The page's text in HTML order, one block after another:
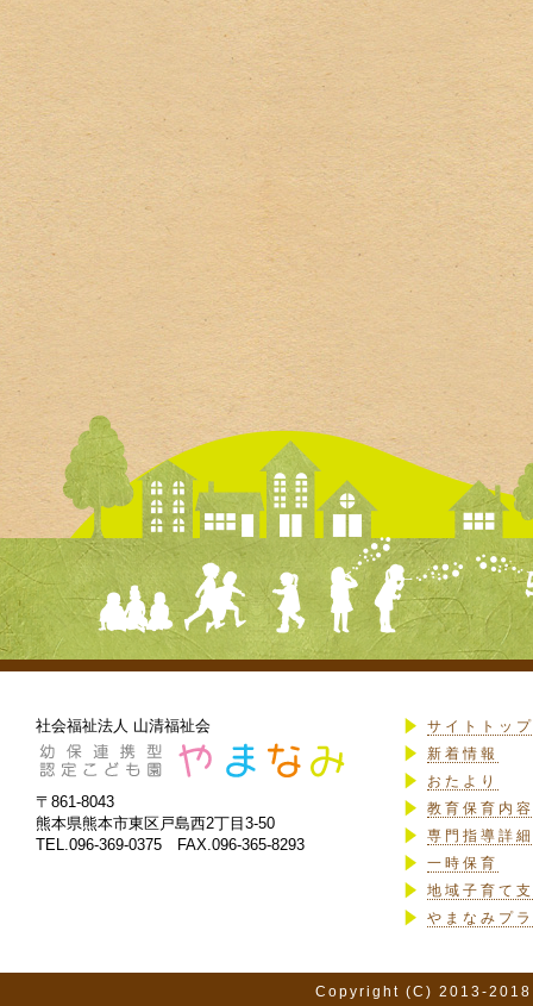
社会福祉法人 山清福祉会
〒861-8043
熊本県熊本市東区戸島西2丁目3-50
TEL.096-369-0375 FAX.096-365-8293
サイトトップ
新着情報
おたより
教育保育内
専門指導詳細
一時保育
地域子育て
やまなみプ
Copyright (C) 2013-